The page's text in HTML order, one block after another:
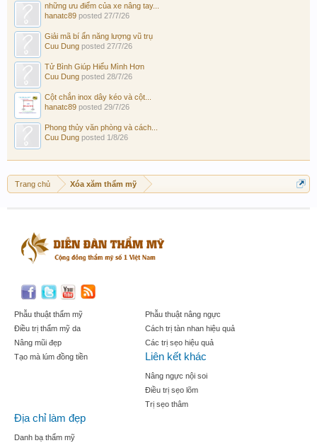
những ưu điểm của xe nâng tay...
hanatc89 posted 27/7/26
Giải mã bí ẩn năng lượng vũ trụ
Cuu Dung posted 27/7/26
Tử Bình Giúp Hiểu Mình Hơn
Cuu Dung posted 28/7/26
Cột chắn inox dây kéo và cột...
hanatc89 posted 29/7/26
Phong thủy văn phòng và cách...
Cuu Dung posted 1/8/26
Trang chủ Xóa xăm thẩm mỹ
Phẫu thuật thẩm mỹ
Điều trị thẩm mỹ da
Nâng mũi đẹp
Tạo mà lúm đồng tiền
Phẫu thuật nâng ngực
Cách trị tàn nhan hiệu quả
Các trị sẹo hiệu quả
Liên kết khác
Nâng ngực nội soi
Điều trị sẹo lõm
Trị sẹo thâm
Địa chỉ làm đẹp
Danh bạ thẩm mỹ